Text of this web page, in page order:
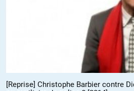
Bref, une loi très arrangeante pour un
le totalitaire, mais très peu favorable au
ALERTER
04.02.2015 à
Dans ce que vous dites, je ne retiens
[Reprise] Christophe Barbier contre